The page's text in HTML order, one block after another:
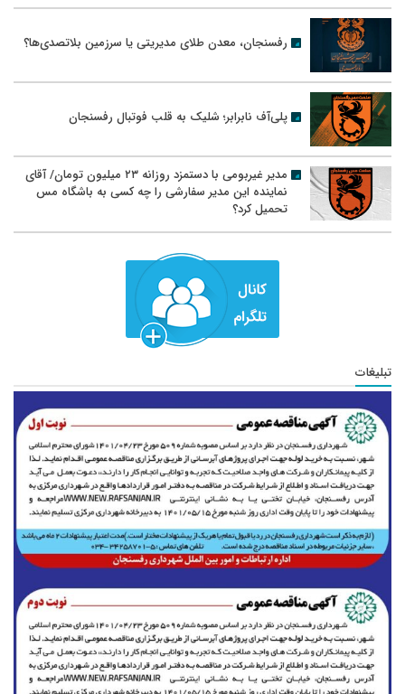
رفسنجان، معدن طلای مدیریتی یا سرزمین بلاتصدی‌ها؟
پلی‌آف نابرابر؛ شلیک به قلب فوتبال رفسنجان
مدیر غیربومی با دستمزد روزانه ۲۳ میلیون تومان/ آقای
نماینده این مدیر سفارشی را چه کسی به باشگاه مس
تحمیل کرد؟
تبلیغات